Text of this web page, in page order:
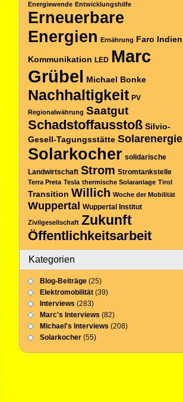
Energiewende Entwicklungshilfe
Erneuerbare
Energien Ernährung Faro Indien
Kommunikation LED Marc
Grübel Michael Bonke
Nachhaltigkeit PV
Regionalwährung Saatgut
Schadstoffausstoß Silvio-
Gesell-Tagungsstätte Solarenergie
Solarkocher solidarische
Landwirtschaft Strom Stromtankstelle
Terra Preta Tesla thermische Solaranlage Tirol
Transition Willich Woche der Mobilität
Wuppertal Wuppertal Institut
Zivilgesellschaft Zukunft
Öffentlichkeitsarbeit
Kategorien
Blog-Beiträge (25)
Elektromobilität (39)
Interviews (283)
Marc's Interviews (82)
Michael's Interviews (208)
Solarkocher (55)